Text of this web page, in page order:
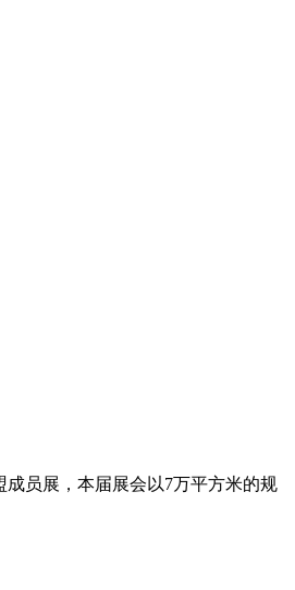
员展，本届展会以7万平方米的规